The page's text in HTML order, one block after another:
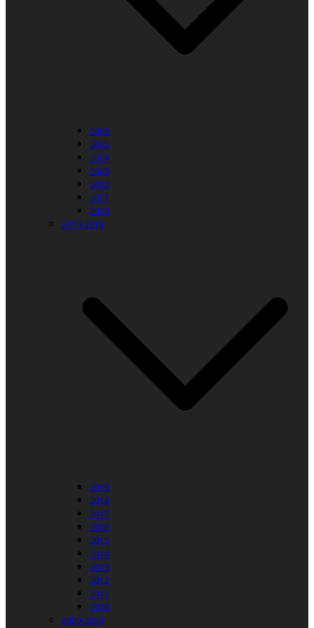
2026
2025
2024
2023
2022
2021
2020
2010-2019
2019
2018
2017
2016
2015
2014
2013
2012
2011
2010
2000-2009